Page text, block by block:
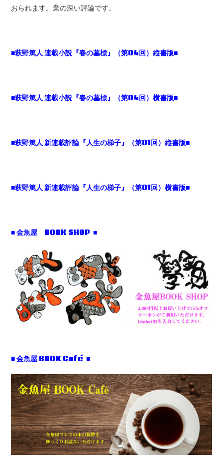
おられます。業の深い評論です。
■萩野篤人 連載小説『春の墓標』（第04回）縦書版■
■萩野篤人 連載小説『春の墓標』（第04回）横書版■
■萩野篤人 新連載評論『人生の梯子』（第01回）縦書版■
■萩野篤人 新連載評論『人生の梯子』（第01回）横書版■
■ 金魚屋 BOOK SHOP ■
■ 金魚屋 BOOK Café ■